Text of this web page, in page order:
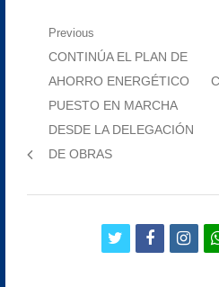
Navegación
entradas
Previous
Previous
post:
CONTINÚA EL PLAN DE
AHORRO ENERGÉTICO
PUESTO EN MARCHA
DESDE LA DELEGACIÓN
DE OBRAS
twitterfacebook